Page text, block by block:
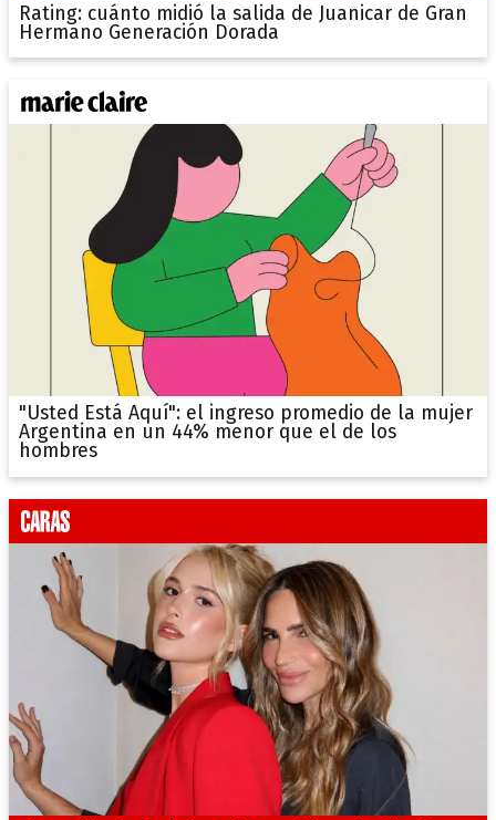
Rating: cuánto midió la salida de Juanicar de Gran
Hermano Generación Dorada
"Usted Está Aquí": el ingreso promedio de la mujer
Argentina en un 44% menor que el de los
hombres